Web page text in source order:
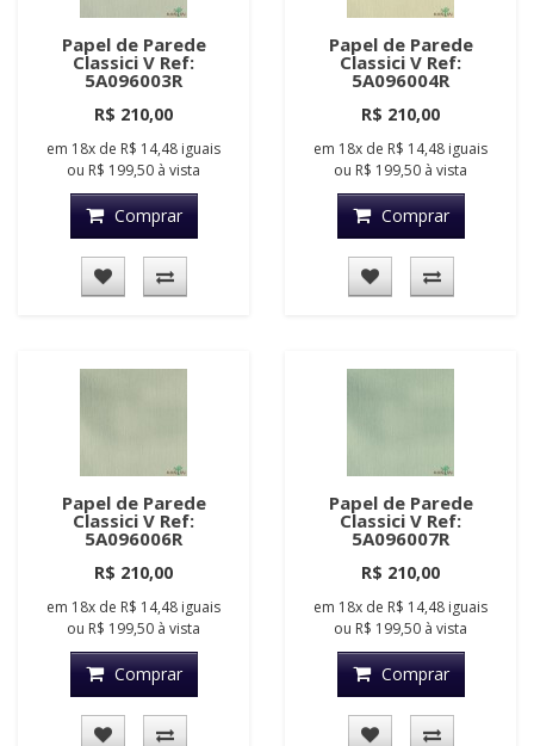
Papel de Parede
Classici V Ref:
5A096003R
R$ 210,00
em 18x de R$ 14,48 iguais
ou R$ 199,50 à vista
Comprar
Papel de Parede
Classici V Ref:
5A096004R
R$ 210,00
em 18x de R$ 14,48 iguais
ou R$ 199,50 à vista
Comprar
Papel de Parede
Classici V Ref:
5A096006R
R$ 210,00
em 18x de R$ 14,48 iguais
ou R$ 199,50 à vista
Comprar
Papel de Parede
Classici V Ref:
5A096007R
R$ 210,00
em 18x de R$ 14,48 iguais
ou R$ 199,50 à vista
Comprar